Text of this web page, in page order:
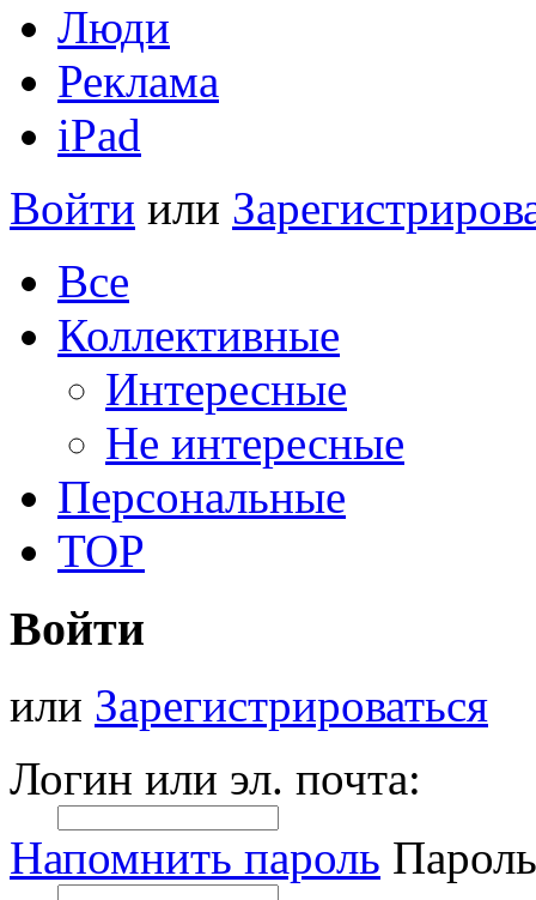
Люди
Реклама
iPad
Войти или
Все
Коллективные
Интересные
Не интересные
Персональные
TOP
Войти
или Зарегистрироваться
Логин или эл. почта:
Напомнить пароль